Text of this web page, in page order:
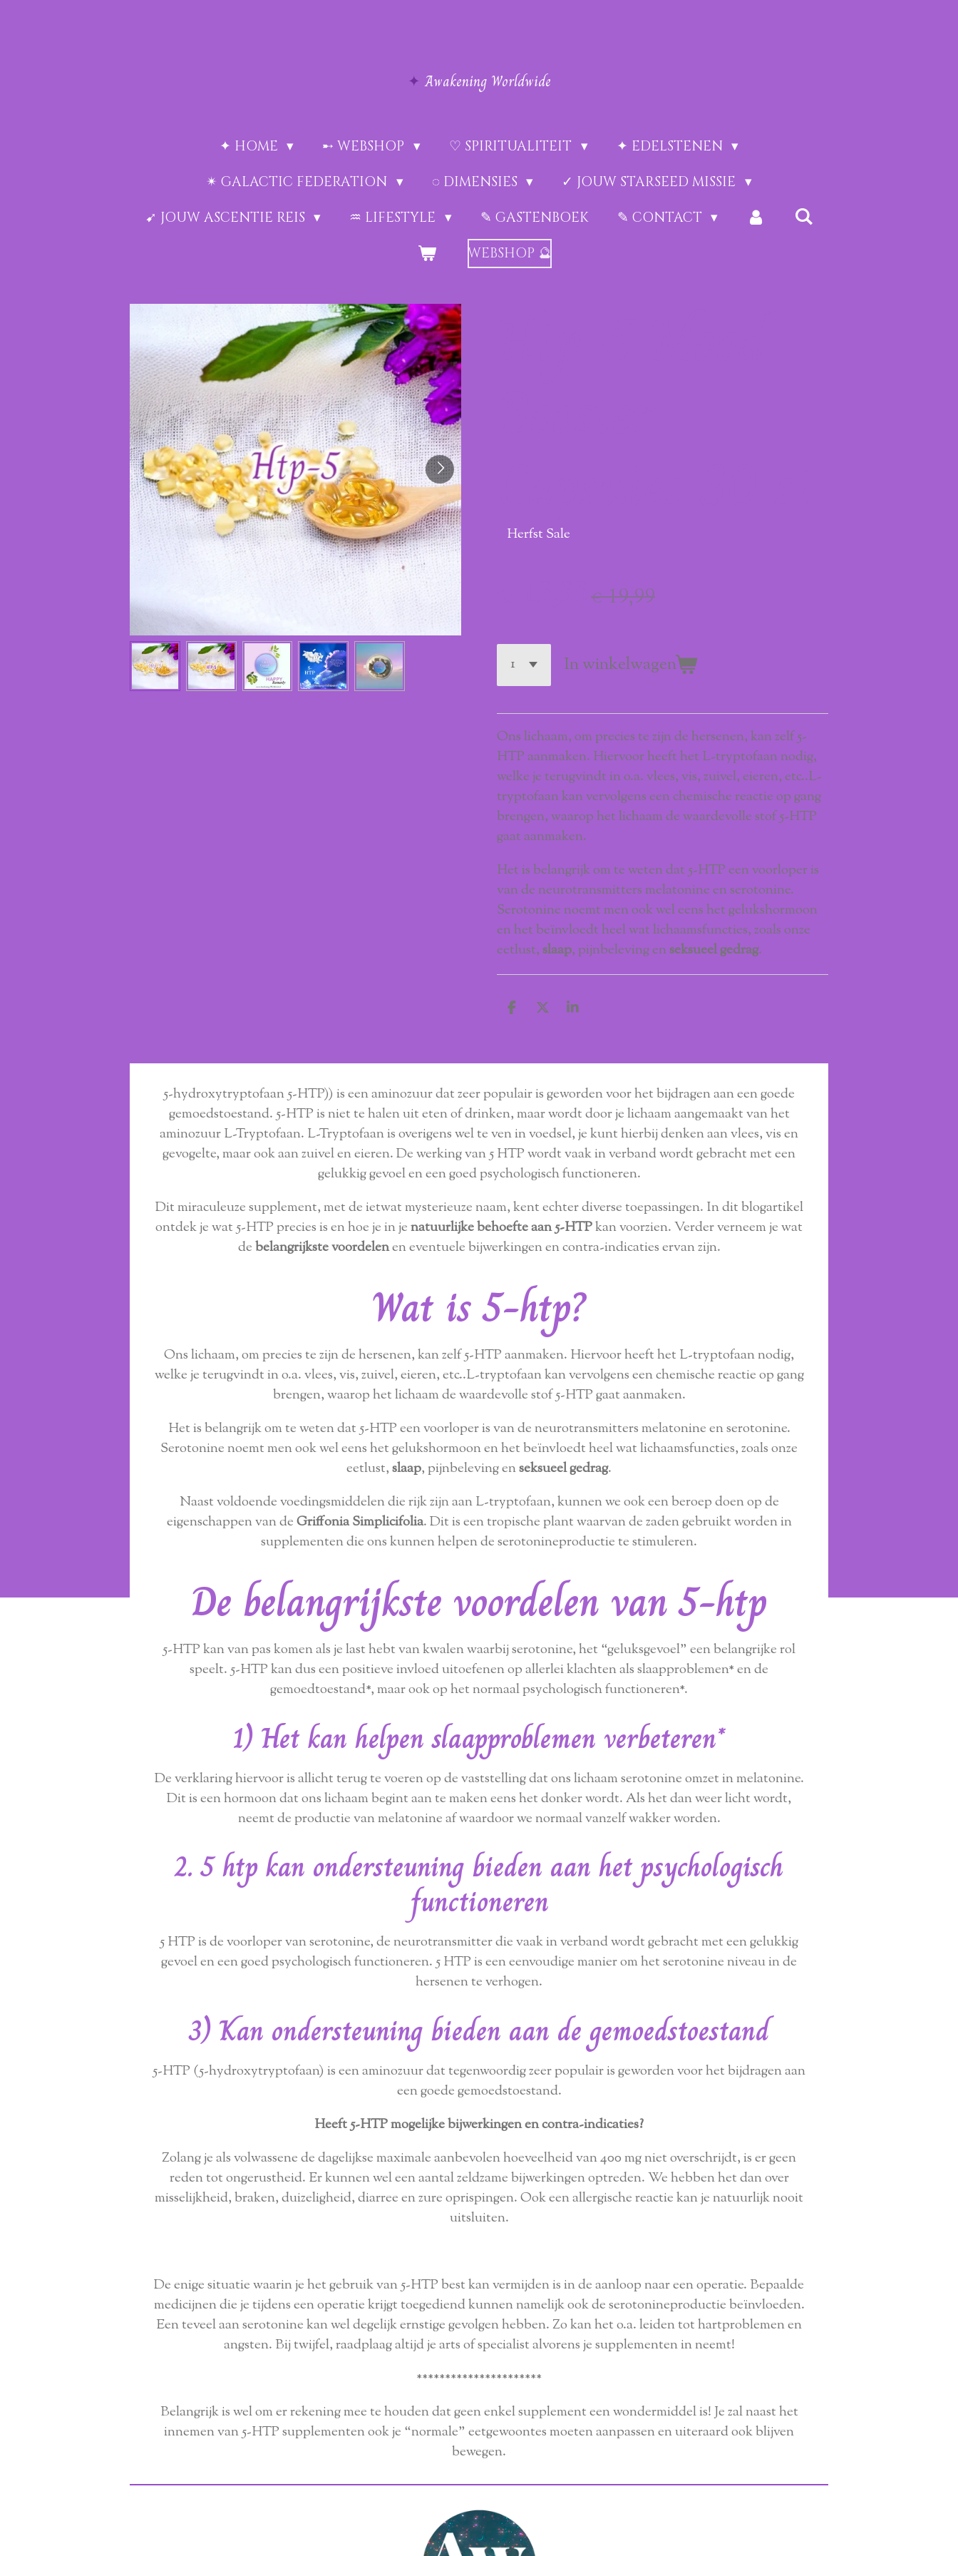
✦ Awakening Worldwide
✦ HOME ➸ WEBSHOP ♡ SPIRITUALITEIT
✦ EDELSTENEN
✴︎ GALACTIC FEDERATION
◌ DIMENSIES
✓ JOUW STARSEED MISSIE
➹ JOUW ASCENTIE REIS
♒︎ LIFESTYLE ✎ GASTENBOEK
✎ CONTACT
WEBSHOP 🔮
Herfst Sale
€ 19,99
In winkelwagen
Ons lichaam, om precies te zijn de hersenen, kan zelf 5-
HTP aanmaken. Hiervoor heeft het L-tryptofaan nodig,
welke je terugvindt in o.a. vlees, vis, zuivel, eieren, etc..L-
tryptofaan kan vervolgens een chemische reactie op gang
brengen, waarop het lichaam de waardevolle stof 5-HTP
gaat aanmaken.
Het is belangrijk om te weten dat 5-HTP een voorloper is
van de neurotransmitters melatonine en serotonine.
Serotonine noemt men ook wel eens het gelukshormoon
en het beïnvloedt heel wat lichaamsfuncties, zoals onze
eetlust,slaap, pijnbeleving enseksueel gedrag.
D
n
D S
e
5-hydroxytryptofaan 5-HTP)) is een aminozuur dat zeer populair is geworden voor het bijdragen aan een goede
gemoedstoestand. 5-HTP is niet te halen uit eten of drinken, maar wordt door je lichaam aangemaakt van het
aminozuur L-Tryptofaan. L-Tryptofaan is overigens wel te ven in voedsel, je kunt hierbij denken aan vlees, vis en
gevogelte, maar ook aan zuivel en eieren. De werking van 5 HTP wordt vaak in verband wordt gebracht met een
gelukkig gevoel en een goed psychologisch functioneren.
Dit miraculeuze supplement, met de ietwat mysterieuze naam, kent echter diverse toepassingen. In dit blogartikel
ontdek je wat 5-HTP precies is en hoe je in jenatuurlijke behoefte aan 5-HTPkan voorzien. Verder verneem je wat
debelangrijkste voordelenen eventuele bijwerkingen en contra-indicaties ervan zijn.
Wat is 5-htp?
Ons lichaam, om precies te zijn de hersenen, kan zelf 5-HTP aanmaken. Hiervoor heeft het L-tryptofaan nodig,
welke je terugvindt in o.a. vlees, vis, zuivel, eieren, etc..L-tryptofaan kan vervolgens een chemische reactie op gang
brengen, waarop het lichaam de waardevolle stof 5-HTP gaat aanmaken.
Het is belangrijk om te weten dat 5-HTP een voorloper is van de neurotransmitters melatonine en serotonine.
Serotonine noemt men ook wel eens het gelukshormoon en het beïnvloedt heel wat lichaamsfuncties, zoals onze
eetlust,slaap, pijnbeleving enseksueel gedrag.
Naast voldoende voedingsmiddelen die rijk zijn aan L-tryptofaan, kunnen we ook een beroep doen op de
eigenschappen van deGriffonia Simplicifolia. Dit is een tropische plant waarvan de zaden gebruikt worden in
supplementen die ons kunnen helpen de serotonineproductie te stimuleren.
De belangrijkste voordelen van 5-htp
5-HTP kan van pas komen als je last hebt van kwalen waarbij serotonine, het “geluksgevoel” een belangrijke rol
speelt. 5-HTP kan dus een positieve invloed uitoefenen op allerlei klachten als slaapproblemen* en de
gemoedtoestand*, maar ook op het normaal psychologisch functioneren*.
1) Het kan helpen slaapproblemen verbeteren*
De verklaring hiervoor is allicht terug te voeren op de vaststelling dat ons lichaam serotonine omzet in melatonine.
Dit is een hormoon dat ons lichaam begint aan te maken eens het donker wordt. Als het dan weer licht wordt,
neemt de productie van melatonine af waardoor we normaal vanzelf wakker worden.
2. 5 htp kan ondersteuning bieden aan het psychologisch
functioneren
5 HTP is de voorloper van serotonine, de neurotransmitter die vaak in verband wordt gebracht met een gelukkig
gevoel en een goed psychologisch functioneren. 5 HTP is een eenvoudige manier om het serotonine niveau in de
hersenen te verhogen.
3) Kan ondersteuning bieden aan de gemoedstoestand
5-HTP (5-hydroxytryptofaan) is een aminozuur dat tegenwoordig zeer populair is geworden voor het bijdragen aan
een goede gemoedstoestand.
Heeft 5-HTP mogelijke bijwerkingen en contra-indicaties?
Zolang je als volwassene de dagelijkse maximale aanbevolen hoeveelheid van 400 mg niet overschrijdt, is er geen
reden tot ongerustheid. Er kunnen wel een aantal zeldzame bijwerkingen optreden. We hebben het dan over
misselijkheid, braken, duizeligheid, diarree en zure oprispingen. Ook een allergische reactie kan je natuurlijk nooit
uitsluiten.
De enige situatie waarin je het gebruik van 5-HTP best kan vermijden is in de aanloop naar een operatie. Bepaalde
medicijnen die je tijdens een operatie krijgt toegediend kunnen namelijk ook de serotonineproductie beïnvloeden.
Een teveel aan serotonine kan wel degelijk ernstige gevolgen hebben. Zo kan het o.a. leiden tot hartproblemen en
angsten. Bij twijfel, raadplaag altijd je arts of specialist alvorens je supplementen in neemt!
**********************
Belangrijk is wel om er rekening mee te houden dat geen enkel supplement een wondermiddel is! Je zal naast het
innemen van 5-HTP supplementen ook je “normale” eetgewoontes moeten aanpassen en uiteraard ook blijven
bewegen.